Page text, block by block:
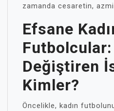
zamanda cesaretin,
Efsane
Değiştiren
Kimler?
Öncelikle, kadın